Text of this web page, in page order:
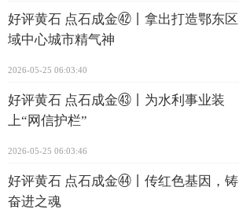
好评黄石 点石成金㊷丨拿出打造鄂东区
域中心城市精气神
2026-05-25 06:03:40
好评黄石 点石成金㊸丨为水利事业装
上“网信护栏”
2026-05-25 06:03:46
好评黄石 点石成金㊹丨传红色基因，铸
奋进之魂